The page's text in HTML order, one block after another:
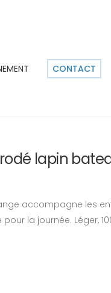
CONTACT
lapin
accompagne les
la journée. Léger,